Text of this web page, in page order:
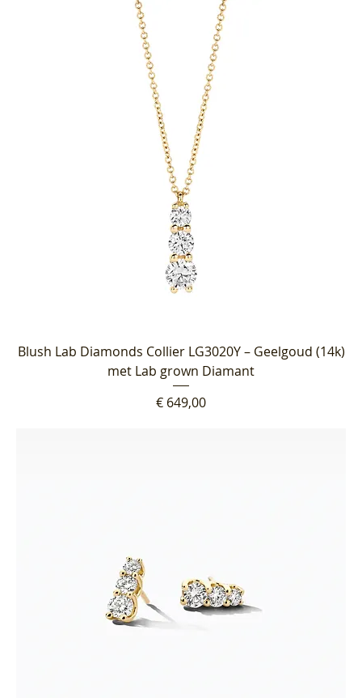
Blush Lab Diamonds Collier LG3020Y – Geelgoud (14k)
met Lab grown Diamant
Prijs
€ 649,00